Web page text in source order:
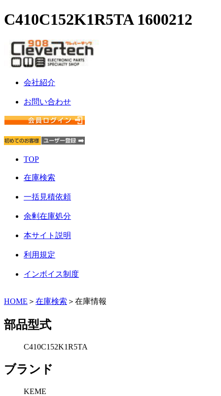
C410C152K1R5TA 1600212
会社紹介
お問い合わせ
TOP
在庫検索
一括見積依頼
余剰在庫処分
本サイト説明
利用規定
インボイス制度
HOME ＞ 在庫検索 ＞在庫情報
部品型式
C410C152K1R5TA
ブランド
KEME